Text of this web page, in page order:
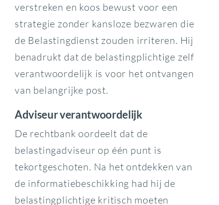
verstreken en koos bewust voor een
strategie zonder kansloze bezwaren die
de Belastingdienst zouden irriteren. Hij
benadrukt dat de belastingplichtige zelf
verantwoordelijk is voor het ontvangen
van belangrijke post.
Adviseur verantwoordelijk
De rechtbank oordeelt dat de
belastingadviseur op één punt is
tekortgeschoten. Na het ontdekken van
de informatiebeschikking had hij de
belastingplichtige kritisch moeten